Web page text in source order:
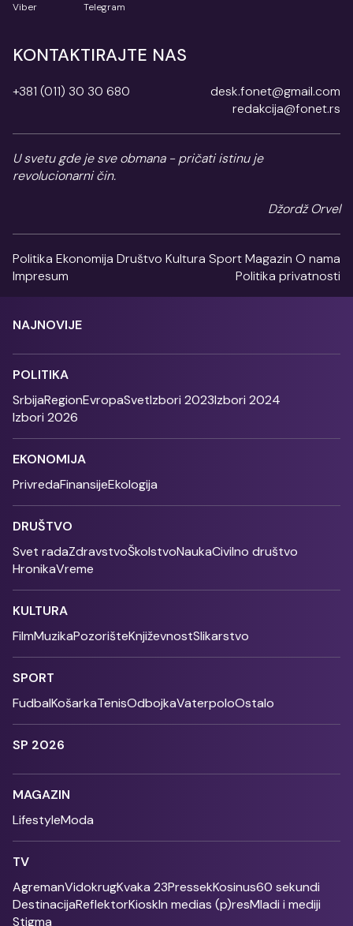
Viber Telegram
KONTAKTIRAJTE NAS
+381 (011) 30 30 680
desk.fonet@gmail.com
redakcija@fonet.rs
U svetu gde je sve obmana - pričati istinu je
revolucionarni čin.
Džordž Orvel
Politika Ekonomija Društvo Kultura SportMagazin O nama
Impresum
Politika privatnosti
NAJNOVIJE
POLITIKA
SrbijaRegionEvropaSvetIzbori 2023Izbori 2024
Izbori 2026
EKONOMIJA
PrivredaFinansijeEkologija
DRUŠTVO
Svet radaZdravstvoŠkolstvoNaukaCivilno društvo
HronikaVreme
KULTURA
FilmMuzikaPozorišteKnjiževnostSlikarstvo
SPORT
FudbalKošarkaTenisOdbojkaVaterpoloOstalo
SP 2026
MAGAZIN
LifestyleModa
TV
AgremanVidokrugKvaka 23PressekKosinus60 sekundi
DestinacijaReflektorKioskIn medias (p)resMladi i mediji
Stigma